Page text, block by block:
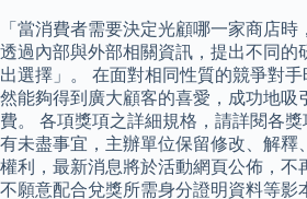
「當消費者需要決定光顧哪一家商店
透過內部與外部相關資訊，提出不同的
出選擇」。 在面對相同性質的競爭對
然能夠得到廣大顧客的喜愛，成功地吸
費。 各項獎項之詳細規格，請詳閱各
有未盡事宜，主辦單位保留修改、解釋
權利，最新消息將於活動網頁公佈，不
不願意配合兌獎所需身分證明資料等影